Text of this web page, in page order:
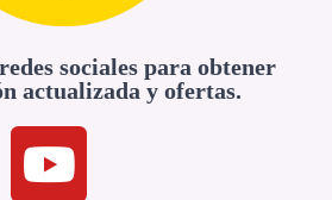
sociales para obtener
actualizada y ofertas.